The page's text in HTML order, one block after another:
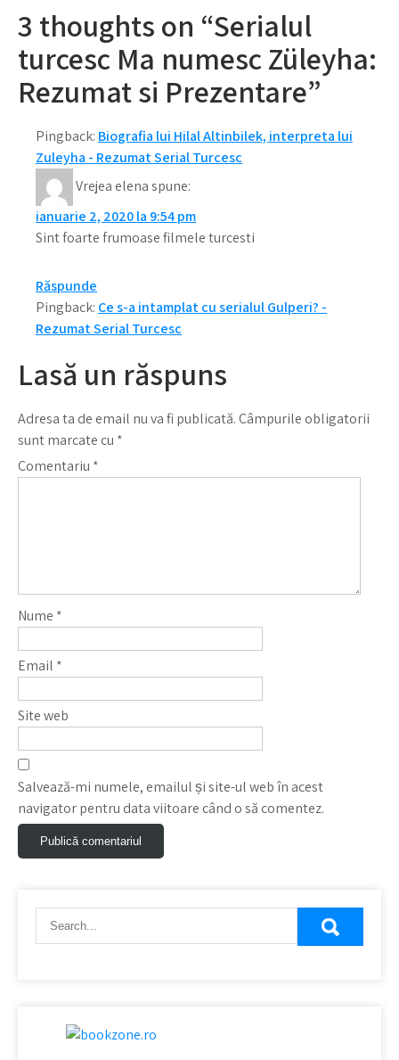
articole
3 thoughts on “Serialul
turcesc Ma numesc Züleyha:
Rezumat si Prezentare”
Pingback: Biografia lui Hilal Altinbilek, interpreta lui
Zuleyha - Rezumat Serial Turcesc
Vrejea elenaspune:
ianuarie 2, 2020 la 9:54 pm
Sint foarte frumoase filmele turcesti
Răspunde
Pingback: Ce s-a intamplat cu serialul Gulperi? -
Rezumat Serial Turcesc
Lasă un răspuns
Adresa ta de email nu va fi publicată.Câmpurile obligatorii
sunt marcate cu *
Comentariu *
Nume *
Email *
Site web
Salvează-mi numele, emailul și site-ul web în acest
navigator pentru data viitoare când o să comentez.